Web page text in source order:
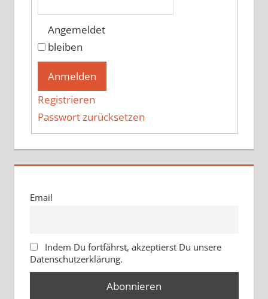
Angemeldet
bleiben
Anmelden
Registrieren
Passwort zurücksetzen
Email
Indem Du fortfährst, akzeptierst Du unsere
Datenschutzerklärung.